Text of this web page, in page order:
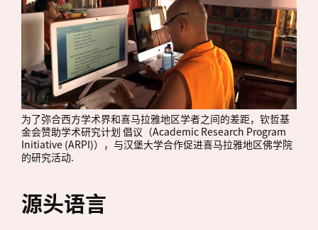
为了弥合西方学术界和喜马拉雅地区学者之间的差距，钦哲基
金会赞助学术研究计划 倡议（Academic Research Program
Initiative (ARPI)），与汉堡大学合作促进喜马拉雅地区佛学院
的研究活动.
源头语言